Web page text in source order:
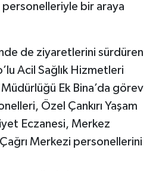
personelleriyle bir araya
de ziyaretlerini sürdüren
Acil Sağlık Hizmetleri
Müdürlüğü Ek Bina’da görev
Özel Çankırı Yaşam
Eczanesi, Merkez
Merkezi personellerini